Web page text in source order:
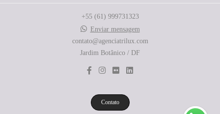
+55 (61) 999731323
Enviar mensagem
contato@agenciatrilux.com
Jardim Botânico / DF
Contato